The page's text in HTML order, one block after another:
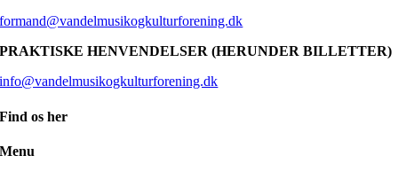
formand@vandelmusikogkulturforening.dk
PRAKTISKE HENVENDELSER (HERUNDER BILLETTER)
info@vandelmusikogkulturforening.dk
Find os her
Menu